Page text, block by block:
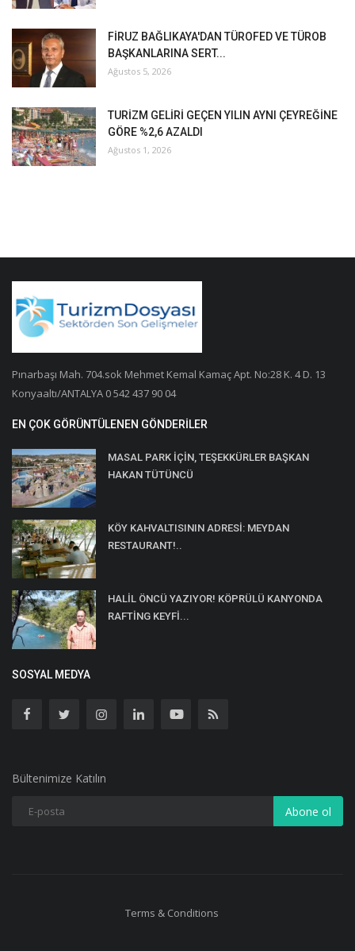
FİRUZ BAĞLIKAYA'DAN TÜROFED VE TÜROB
BAŞKANLARINA SERT...
Ağustos 5, 2026
TURİZM GELİRİ GEÇEN YILIN AYNI ÇEYREĞİNE
GÖRE %2,6 AZALDI
Ağustos 1, 2026
Pınarbaşı Mah. 704.sok Mehmet Kemal Kamaç Apt. No:28 K. 4 D. 13
Konyaaltı/ANTALYA 0 542 437 90 04
EN ÇOK GÖRÜNTÜLENEN GÖNDERILER
MASAL PARK İÇİN, TEŞEKKÜRLER BAŞKAN
HAKAN TÜTÜNCÜ
KÖY KAHVALTISININ ADRESİ: MEYDAN
RESTAURANT!..
HALİL ÖNCÜ YAZIYOR! KÖPRÜLÜ KANYONDA
RAFTİNG KEYFİ...
SOSYAL MEDYA
Bültenimize Katılın
Abone ol
Terms & Conditions